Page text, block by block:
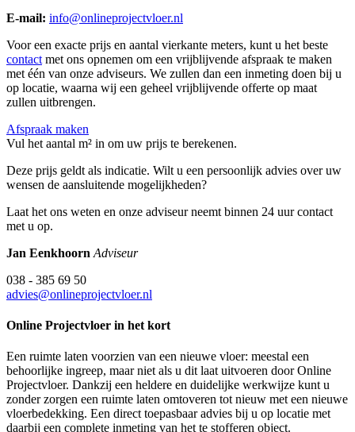
E-mail: info@onlineprojectvloer.nl
Voor een exacte prijs en aantal vierkante meters, kunt u het beste
contact met ons opnemen om een vrijblijvende afspraak te maken
met één van onze adviseurs. We zullen dan een inmeting doen bij u
op locatie, waarna wij een geheel vrijblijvende offerte op maat
zullen uitbrengen.
Afspraak maken
Vul het aantal m² in om uw prijs te berekenen.
Deze prijs geldt als indicatie. Wilt u een persoonlijk advies over uw
wensen de aansluitende mogelijkheden?
Laat het ons weten en onze adviseur neemt binnen 24 uur contact
met u op.
Jan Eenkhoorn Adviseur
038 - 385 69 50
advies@onlineprojectvloer.nl
Online Projectvloer in het kort
Een ruimte laten voorzien van een nieuwe vloer: meestal een
behoorlijke ingreep, maar niet als u dit laat uitvoeren door Online
Projectvloer. Dankzij een heldere en duidelijke werkwijze kunt u
zonder zorgen een ruimte laten omtoveren tot nieuw met een nieuwe
vloerbedekking. Een direct toepasbaar advies bij u op locatie met
daarbij een complete inmeting van het te stofferen object.